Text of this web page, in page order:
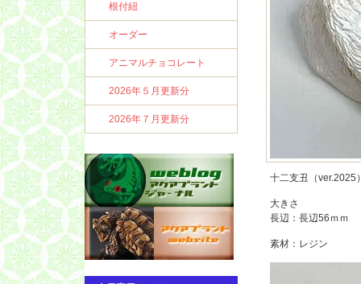
根付紐
オーダー
アニマルチョコレート
2026年５月更新分
2026年７月更新分
十二支丑（ver.2025
大きさ
長辺：長辺56ｍｍ
素材：レジン